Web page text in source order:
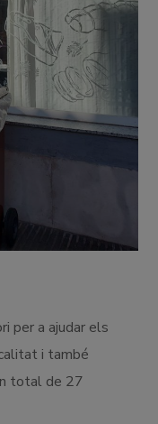
per a ajudar els
i també
total de 27